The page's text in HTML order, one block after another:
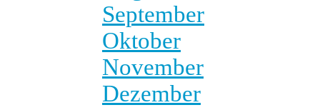
September
Oktober
November
Dezember